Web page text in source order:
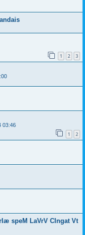
1 2 3
03:46
1 2
speM LaVrV CIngat Vt